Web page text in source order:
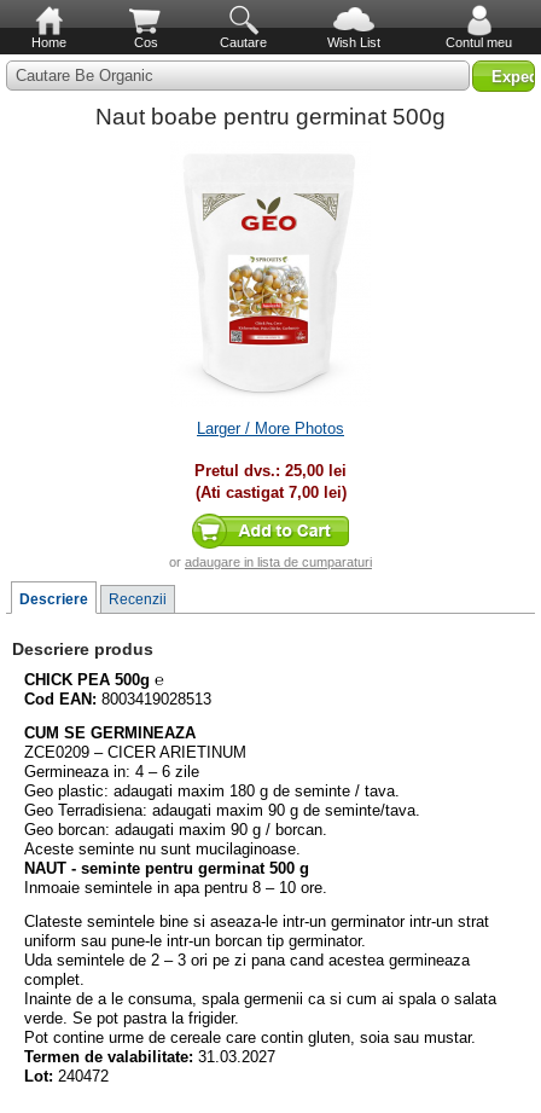
Home Cos Cautare Wish List Contul meu
Cautare Be Organic
Naut boabe pentru germinat 500g
Larger / More Photos
Pretul dvs.: 25,00 lei
(Ati castigat 7,00 lei)
or adaugare in lista de cumparaturi
Descriere Recenzii
Descriere produs
CHICK PEA 500g ℮
Cod EAN: 8003419028513
CUM SE GERMINEAZA
ZCE0209 – CICER ARIETINUM
Germineaza in: 4 – 6 zile
Geo plastic: adaugati maxim 180 g de seminte / tava.
Geo Terradisiena: adaugati maxim 90 g de seminte/tava.
Geo borcan: adaugati maxim 90 g / borcan.
Aceste seminte nu sunt mucilaginoase.
NAUT - seminte pentru germinat 500 g
Inmoaie semintele in apa pentru 8 – 10 ore.
Clateste semintele bine si aseaza-le intr-un germinator intr-un strat
uniform sau pune-le intr-un borcan tip germinator.
Uda semintele de 2 – 3 ori pe zi pana cand acestea germineaza
complet.
Inainte de a le consuma, spala germenii ca si cum ai spala o salata
verde. Se pot pastra la frigider.
Pot contine urme de cereale care contin gluten, soia sau mustar.
Termen de valabilitate: 31.03.2027
Lot: 240472